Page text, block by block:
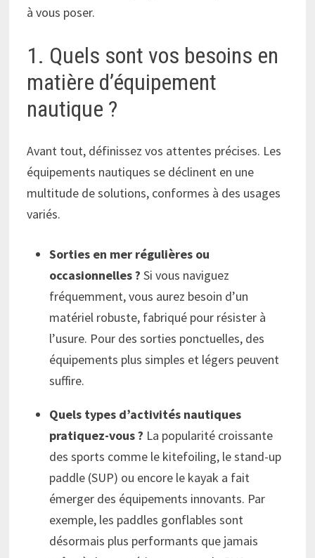
à vous poser.
1. Quels sont vos besoins en
matière d’équipement
nautique ?
Avant tout, définissez vos attentes précises. Les
équipements nautiques se déclinent en une
multitude de solutions, conformes à des usages
variés.
Sorties en mer régulières ou
occasionnelles ? Si vous naviguez
fréquemment, vous aurez besoin d’un
matériel robuste, fabriqué pour résister à
l’usure. Pour des sorties ponctuelles, des
équipements plus simples et légers peuvent
suffire.
Quels types d’activités nautiques
pratiquez-vous ? La popularité croissante
des sports comme le kitefoiling, le stand-up
paddle (SUP) ou encore le kayak a fait
émerger des équipements innovants. Par
exemple, les paddles gonflables sont
désormais plus performants que jamais